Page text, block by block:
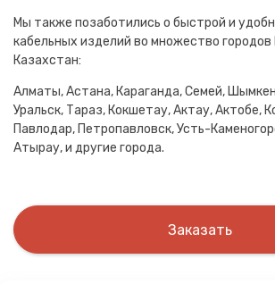
Мы также позаботились о быстрой и
кабельных изделий во множество городов
Казахстан:
Алматы, Астана, Караганда, Семей,
Уральск, Тараз, Кокшетау, Актау, Актобе,
Павлодар, Петропавловск, Усть-
Атырау, и другие города.
Заказать